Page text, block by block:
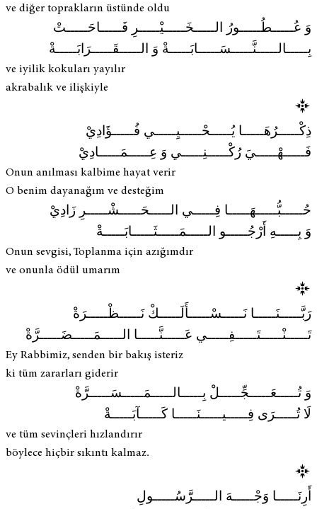
ve diğer toprakların üstünde oldu
وَ عُـــــطُـــــورُ الـــــخَـــــيْـــــرِ فَـــــاحَـــــتْ
بِـــــالـــــنَّـــــسَـــــابَـــــةْ وَ الـــــقَـــــرَابَـــــةْ
ve iyilik kokuları yayılır
akrabalık ve ilişkiyle
ذِكْـــــرُهَـــــا يُـــــحْـــــيِـــــي فُـــــؤَادِيْ
فَـــــهْـــــيَ رُكْـــــنِـــــي وَ عِـــــمَـــــادِيْ
Onun anılması kalbime hayat verir
O benim dayanağım ve desteğim
حُـــــبُّـــــهَـــــا فِـــــي الـــــحَـــــشْـــــرِ زَادِيْ
وَ بِـــــهِ أَرْجُـــــو الـــــمَـــــثَـــــابَـــــةْ
Onun sevgisi, Toplanma için azığımdır
ve onunla ödül umarım
رَبَّـــــنَـــــا نَـــــسْـــــأَلَـــــكْ نَـــــظْـــــرَةْ
تَـــــنْـــــتَـــــفِـــــي عَـــــنَّـــــا الـــــمَـــــضَـــــرَّةْ
Ey Rabbimiz, senden bir bakış isteriz
ki tüm zararları giderir
وَ تُـــــعَـــــجِّـــــلْ بِـــــالـــــمَـــــسَـــــرَّةْ
لَا تُـــــرَى فِـــــيـــــنَـــــا كَـــــآبَـــــةْ
ve tüm sevinçleri hızlandırır
böylece hiçbir sıkıntı kalmaz.
أَرِنَـــــا وَجْـــــهَ الـــــرَّسُـــــولِ